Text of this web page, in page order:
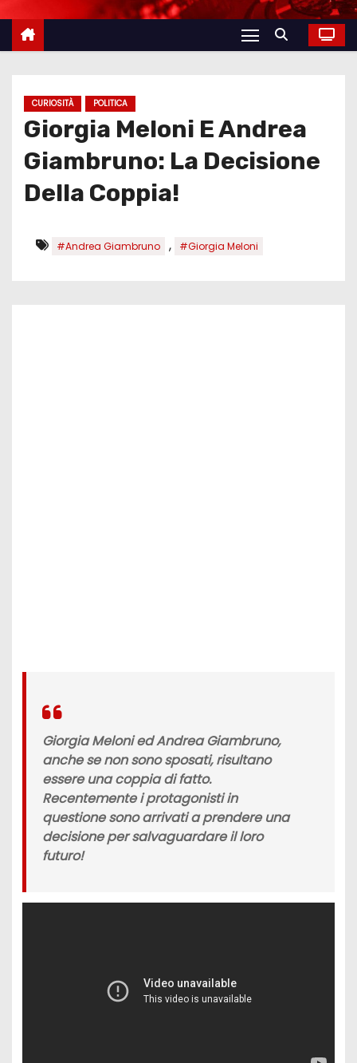
CURIOSITÀ POLITICA
Giorgia Meloni E Andrea
Giambruno: La Decisione
Della Coppia!
#Andrea Giambruno , #Giorgia Meloni
Giorgia Meloni ed Andrea Giambruno,
anche se non sono sposati, risultano
essere una coppia di fatto.
Recentemente i protagonisti in
questione sono arrivati a prendere una
decisione per salvaguardare il loro
futuro!